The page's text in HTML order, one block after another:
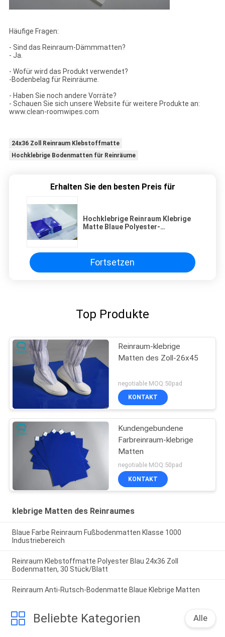
Häufige Fragen:
- Sind das Reinraum-Dämmmatten?
- Ja.
- Wofür wird das Produkt verwendet?
-Bodenbelag für Reinräume.
- Haben Sie noch andere Vorräte?
- Schauen Sie sich unsere Website für weitere Produkte an:
www.clean-roomwipes.com
24x36 Zoll Reinraum Klebstoffmatte
Hochklebrige Bodenmatten für Reinräume
Erhalten Sie den besten Preis für
Hochklebrige Reinraum Klebrige
Matte Blaue Polyester-
Fortsetzen
Top Produkte
Reinraum-klebrige
Matten des Zoll-26x45
negotiable MOQ:50pad
KONTAKT
Kundengebundene
Farbreinraum-klebrige
Matten
negotiable MOQ:50pad
KONTAKT
klebrige Matten des Reinraumes
Blaue Farbe Reinraum Fußbodenmatten Klasse 1000
Industriebereich
Reinraum Klebstoffmatte Polyester Blau 24x36 Zoll
Bodenmatten, 30 Stück/Blatt
Reinraum Anti-Rutsch-Bodenmatte Blaue Klebrige Matten
Beliebte Kategorien Alle